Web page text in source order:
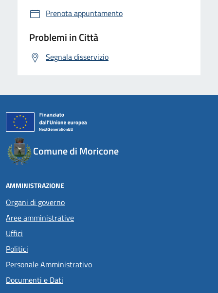
Prenota appuntamento
Problemi in Città
Segnala disservizio
Comune di Moricone
AMMINISTRAZIONE
Organi di governo
Aree amministrative
Uffici
Politici
Personale Amministrativo
Documenti e Dati